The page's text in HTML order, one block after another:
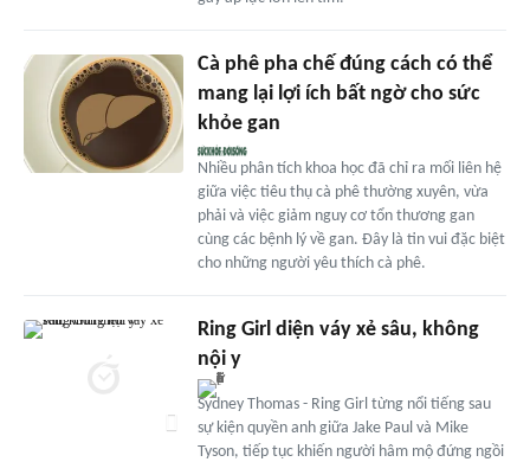
Cà phê pha chế đúng cách có thể
mang lại lợi ích bất ngờ cho sức
khỏe gan
Nhiều phân tích khoa học đã chỉ ra mối liên hệ
giữa việc tiêu thụ cà phê thường xuyên, vừa
phải và việc giảm nguy cơ tổn thương gan
cùng các bệnh lý về gan. Đây là tin vui đặc biệt
cho những người yêu thích cà phê.
Ring Girl diện váy xẻ sâu, không
nội y
Sydney Thomas - Ring Girl từng nổi tiếng sau
sự kiện quyền anh giữa Jake Paul và Mike
Tyson, tiếp tục khiến người hâm mộ đứng ngồi